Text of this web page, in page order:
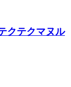
クテクマヌル